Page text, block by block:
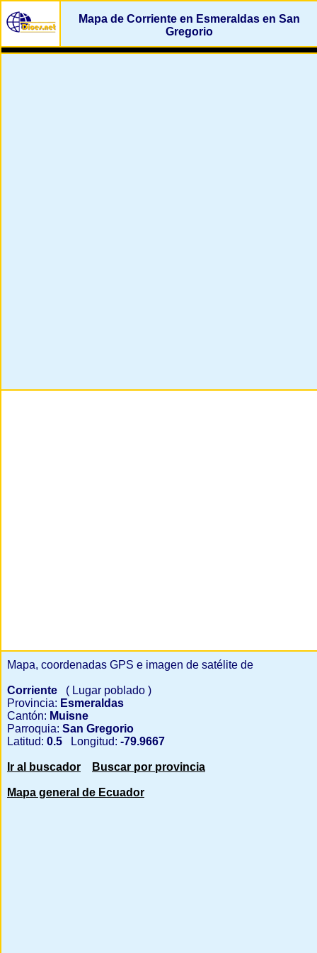
Mapa de Corriente en Esmeraldas en San
Gregorio
Mapa, coordenadas GPS e imagen de satélite de
Corriente
( Lugar poblado )
Provincia: Esmeraldas
Cantón: Muisne
Parroquia: San Gregorio
Latitud: 0.5 Longitud: -79.9667
Ir al buscador Buscar por provincia
Mapa general de Ecuador